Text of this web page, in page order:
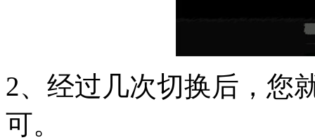
2、经过几次切换后，您
可。